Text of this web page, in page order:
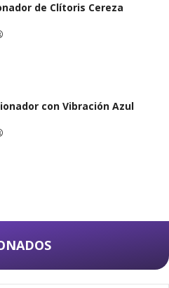
de Clítoris Cereza
con Vibración Azul